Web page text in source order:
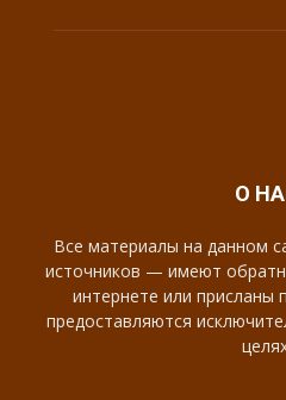
О
Все материалы на данном
источников — имеют
интернете или присланы
предоставляются